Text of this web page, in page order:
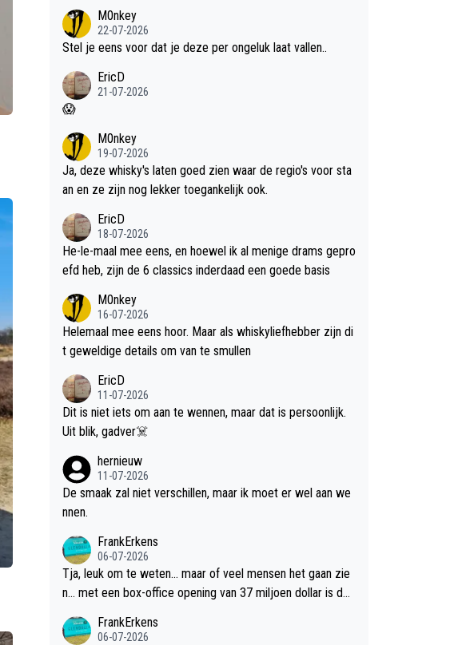
M0nkey
22-07-2026
Stel je eens voor dat je deze per ongeluk laat vallen..
EricD
21-07-2026
😱
M0nkey
19-07-2026
Ja, deze whisky's laten goed zien waar de regio's voor sta
an en ze zijn nog lekker toegankelijk ook.
EricD
18-07-2026
He-le-maal mee eens, en hoewel ik al menige drams gepro
efd heb, zijn de 6 classics inderdaad een goede basis
M0nkey
16-07-2026
Helemaal mee eens hoor. Maar als whiskyliefhebber zijn di
t geweldige details om van te smullen
EricD
11-07-2026
Dit is niet iets om aan te wennen, maar dat is persoonlijk.
Uit blik, gadver☠️
hernieuw
11-07-2026
De smaak zal niet verschillen, maar ik moet er wel aan we
nnen.
FrankErkens
06-07-2026
Tja, leuk om te weten... maar of veel mensen het gaan zie
n... met een box-office opening van 37 miljoen dollar is de
FrankErkens
06-07-2026